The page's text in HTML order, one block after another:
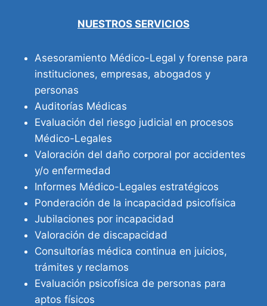
NUESTROS SERVICIOS
Asesoramiento Médico-Legal y forense para
instituciones, empresas, abogados y
personas
Auditorías Médicas
Evaluación del riesgo judicial en procesos
Médico-Legales
Valoración del daño corporal por accidentes
y/o enfermedad
Informes Médico-Legales estratégicos
Ponderación de la incapacidad psicofísica
Jubilaciones por incapacidad
Valoración de discapacidad
Consultorías médica continua en juicios,
trámites y reclamos
Evaluación psicofísica de personas para
aptos físicos